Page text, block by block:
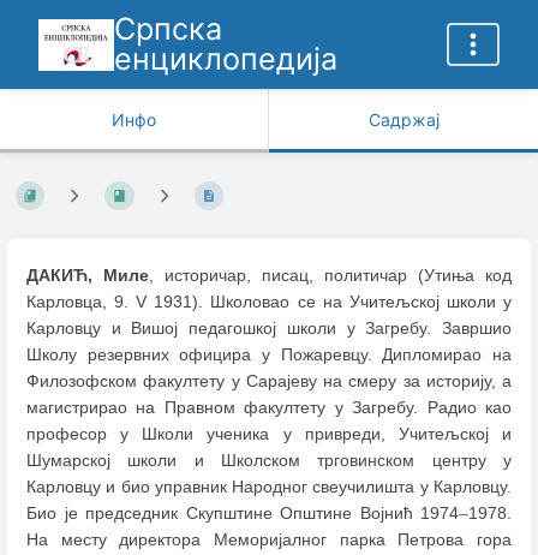
Српска
енциклопедија
Инфо Садржај
ДАКИЋ, Миле, историчар, писац, политичар (Утиња код
Карловца, 9. V 1931). Школовао се на Учитељској школи у
Карловцу и Вишој педагошкој школи у Загребу. Завршио
Школу резервних официра у Пожаревцу. Дипломирао на
Филозофском факултету у Сарајеву на смеру за историју, а
магистрирао на Правном факултету у Загребу. Радио као
професор у Школи ученика у привреди, Учитељској и
Шумарској школи и Школском трговинском центру у
Карловцу и био управник Народног свеучилишта у Карловцу.
Био је председник Скупштине Општине Војнић 1974–1978.
На месту директора Меморијалног парка Петрова гора